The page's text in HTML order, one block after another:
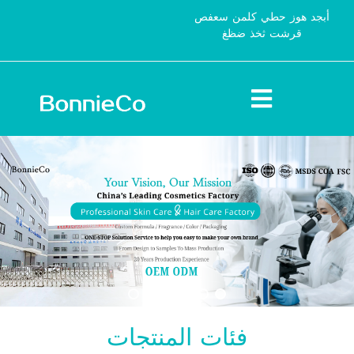
أبجد هوز حطي كلمن سعفص
قرشت ثخذ ضظغ
فئات المنتجات